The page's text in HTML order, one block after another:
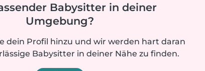
Babysitter in deiner
Umgebung?
dein Profil hinzu und wir werden hart daran
Babysitter in deiner Nähe zu finden.